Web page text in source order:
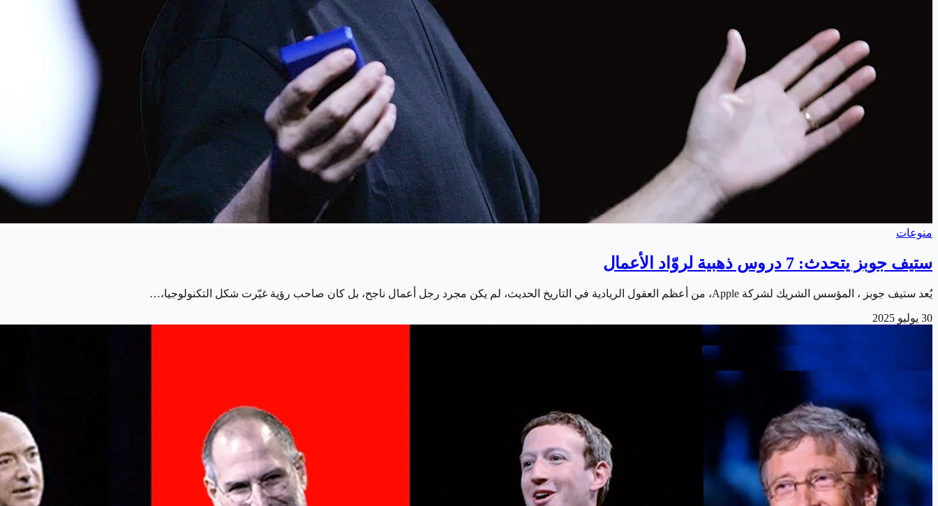
منوعات
ستيف جوبز يتحدث: 7 دروس ذهبية لروّاد الأعمال
يُعد ستيف جوبز ، المؤسس الشريك لشركة Apple، من أعظم العقول الريادية في التاريخ الحديث، لم يكن مجرد رجل أعمال ناجح، بل كان صاحب رؤية غيّرت شكل التكنولوجيا،…
30 يوليو 2025